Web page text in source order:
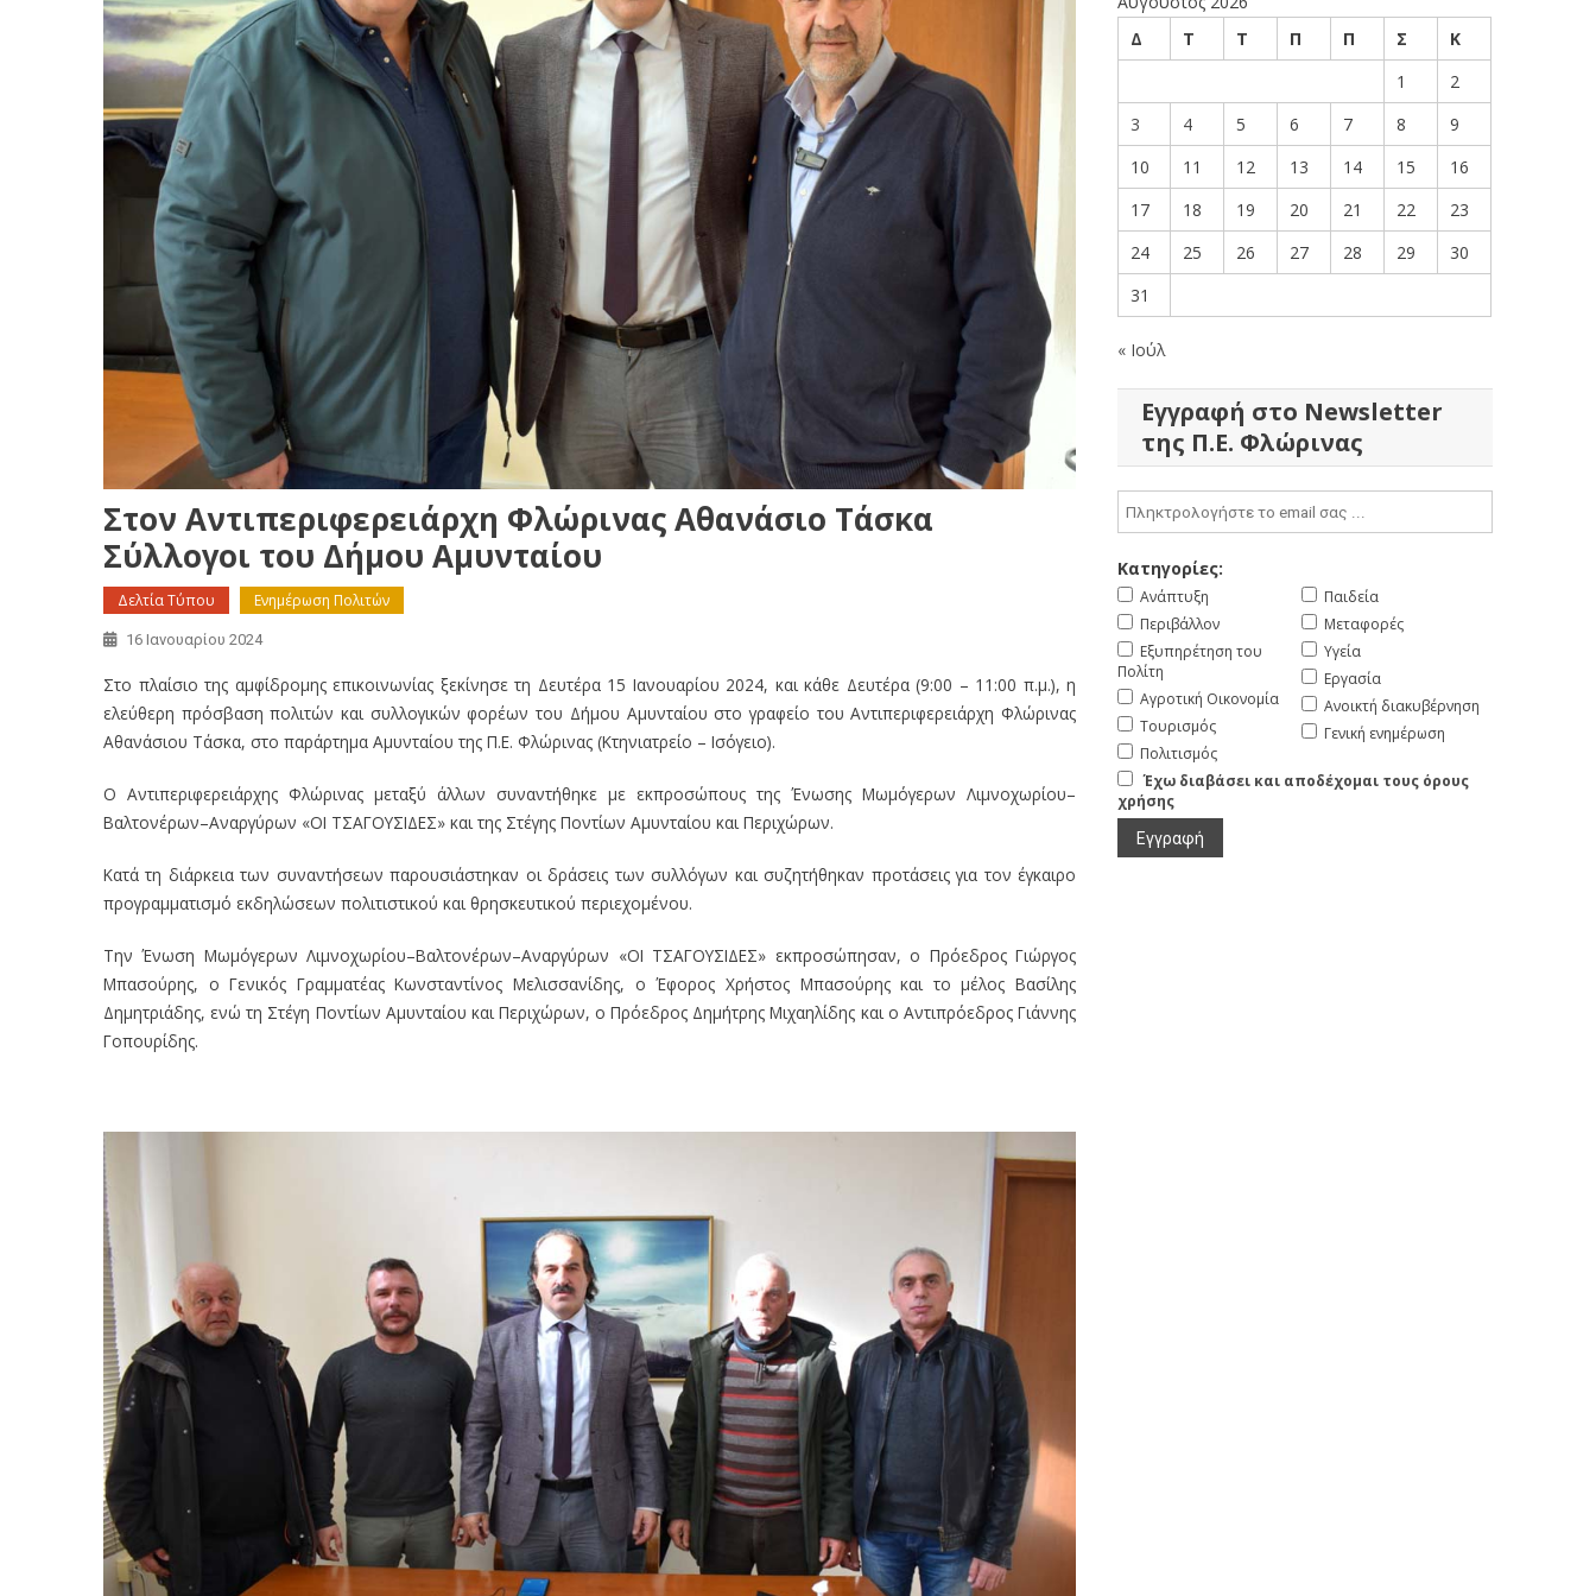
Στον Αντιπεριφερειάρχη Φλώρινας Αθανάσιο Τάσκα
Σύλλογοι του Δήμου Αμυνταίου
Δελτία Τύπου Ενημέρωση Πολιτών
16 Ιανουαρίου 2024
Στο πλαίσιο της αμφίδρομης επικοινωνίας ξεκίνησε τη Δευτέρα 15 Ιανουαρίου 2024, και κάθε Δευτέρα (9:00 – 11:00 π.μ.), η
ελεύθερη πρόσβαση πολιτών και συλλογικών φορέων του Δήμου Αμυνταίου στο γραφείο του Αντιπεριφερειάρχη Φλώρινας
Αθανάσιου Τάσκα, στο παράρτημα Αμυνταίου της Π.Ε. Φλώρινας (Κτηνιατρείο – Ισόγειο).
Ο Αντιπεριφερειάρχης Φλώρινας μεταξύ άλλων συναντήθηκε με εκπροσώπους της Ένωσης Μωμόγερων Λιμνοχωρίου–
Βαλτονέρων–Αναργύρων «ΟΙ ΤΣΑΓΟΥΣΙΔΕΣ» και της Στέγης Ποντίων Αμυνταίου και Περιχώρων.
Κατά τη διάρκεια των συναντήσεων παρουσιάστηκαν οι δράσεις των συλλόγων και συζητήθηκαν προτάσεις για τον έγκαιρο
προγραμματισμό εκδηλώσεων πολιτιστικού και θρησκευτικού περιεχομένου.
Την Ένωση Μωμόγερων Λιμνοχωρίου–Βαλτονέρων–Αναργύρων «ΟΙ ΤΣΑΓΟΥΣΙΔΕΣ» εκπροσώπησαν, ο Πρόεδρος Γιώργος
Μπασούρης, ο Γενικός Γραμματέας Κωνσταντίνος Μελισσανίδης, ο Έφορος Χρήστος Μπασούρης και το μέλος Βασίλης
Δημητριάδης, ενώ τη Στέγη Ποντίων Αμυνταίου και Περιχώρων, ο Πρόεδρος Δημήτρης Μιχαηλίδης και ο Αντιπρόεδρος Γιάννης
Γοπουρίδης.
Δ
Τ Τ Π Π Σ
Κ
1
2
3
4 5 6 7 8
9
10
11 12 13 14 15
16
17
18 19 20 21 22
23
24
25 26 27 28 29
30
31
« Ιούλ
Εγγραφή στο Newsletter
της Π.Ε. Φλώρινας
Κατηγορίες:
Ανάπτυξη
Περιβάλλον
Εξυπηρέτηση του
Πολίτη
Αγροτική Οικονομία
Τουρισμός
Πολιτισμός
Παιδεία
Μεταφορές
Υγεία
Εργασία
Ανοικτή διακυβέρνηση
Γενική ενημέρωση
Έχω διαβάσει και αποδέχομαι τους όρους
χρήσης